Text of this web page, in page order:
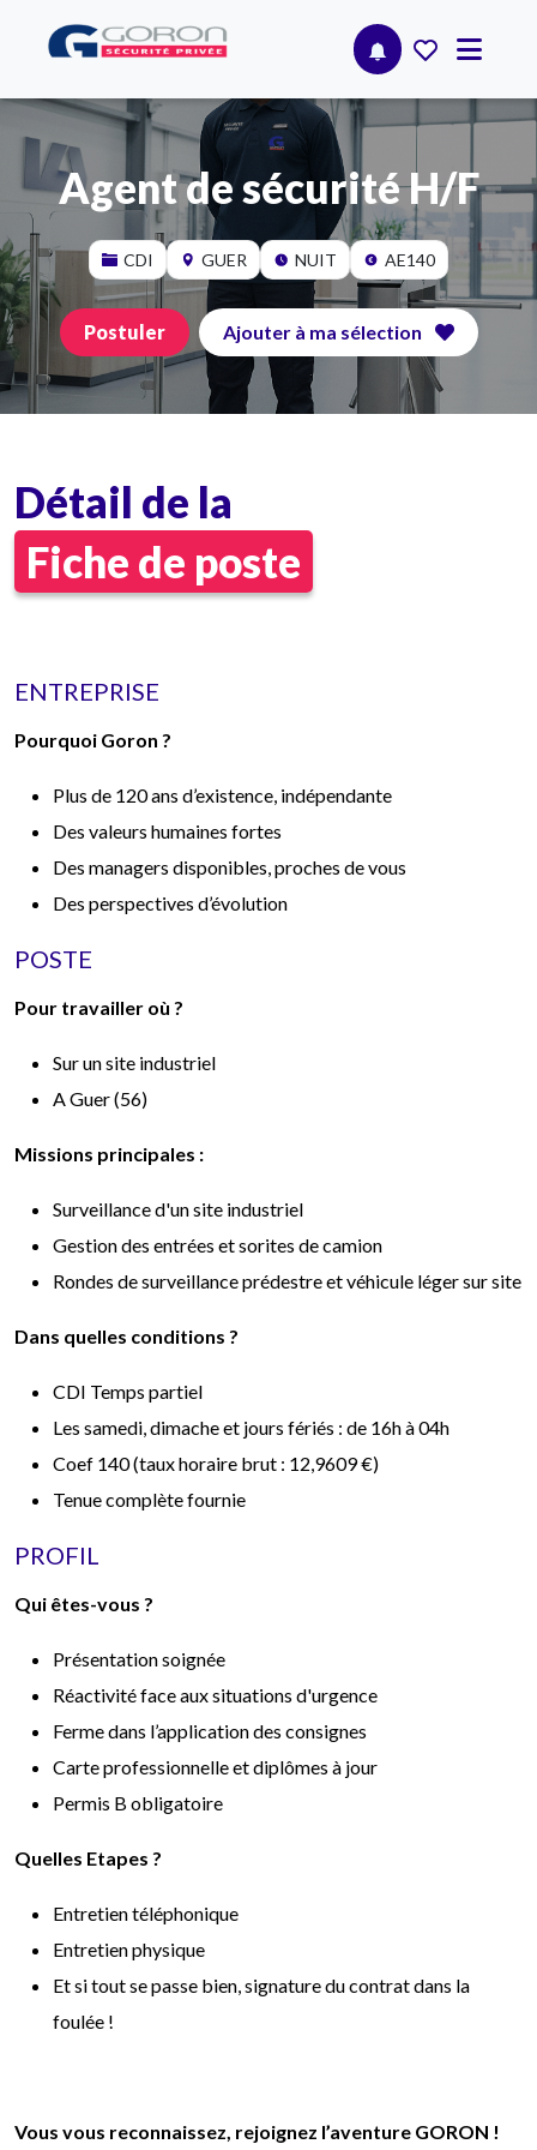
Agent de sécurité H/F
CDI GUER NUIT AE140
Postuler Ajouter à ma sélection
Détail de la
Fiche de poste
ENTREPRISE
Pourquoi Goron ?
Plus de 120 ans d’existence, indépendante
Des valeurs humaines fortes
Des managers disponibles, proches de vous
Des perspectives d’évolution
POSTE
Pour travailler où ?
Sur un site industriel
A Guer (56)
Missions principales :
Surveillance d'un site industriel
Gestion des entrées et sorites de camion
Rondes de surveillance prédestre et véhicule léger sur site
Dans quelles conditions ?
CDI Temps partiel
Les samedi, dimache et jours fériés : de 16h à 04h
Coef 140 (taux horaire brut : 12,9609 €)
Tenue complète fournie
PROFIL
Qui êtes-vous ?
Présentation soignée
Réactivité face aux situations d'urgence
Ferme dans l’application des consignes
Carte professionnelle et diplômes à jour
Permis B obligatoire
Quelles Etapes ?
Entretien téléphonique
Entretien physique
Et si tout se passe bien, signature du contrat dans la
foulée !
Vous vous reconnaissez, rejoignez l’aventure GORON !